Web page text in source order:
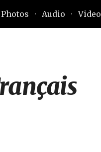
Skip to navigation
Photos Audio Video